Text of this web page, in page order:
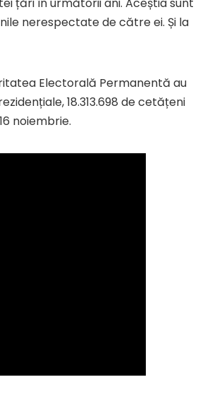
nerespectate de către ei. Și la
Electorală Permanentă au
18.313.698 de cetățeni
noiembrie.